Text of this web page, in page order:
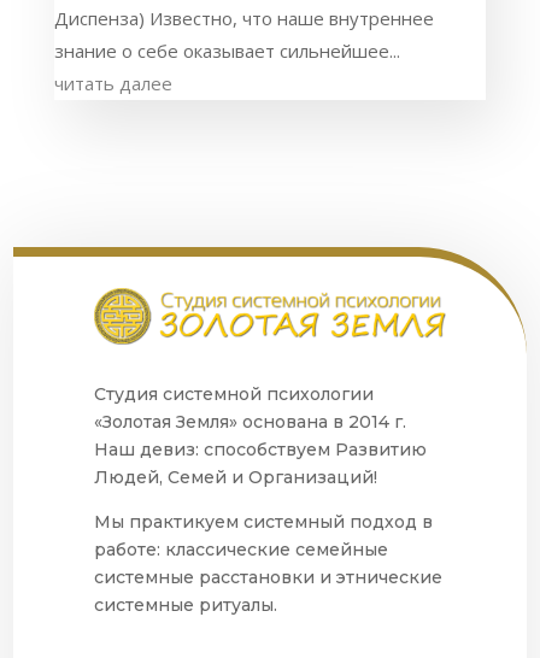
Диспенза) Известно, что наше внутреннее
знание о себе оказывает сильнейшее...
читать далее
Студия системной психологии
«Золотая Земля» основана в 2014 г.
Наш девиз: способствуем Развитию
Людей, Семей и Организаций!
Мы практикуем системный подход в
работе: классические семейные
системные расстановки и этнические
системные ритуалы.